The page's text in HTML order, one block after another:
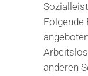
Folgende
anderen